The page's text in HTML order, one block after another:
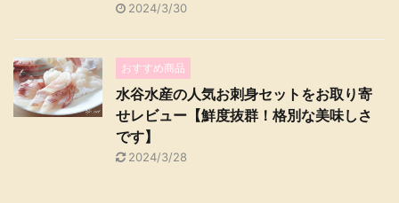
2024/3/30
おすすめ商品
水谷水産の人気お刺身セットをお取り寄
せレビュー【鮮度抜群！格別な美味しさ
です】
2024/3/28